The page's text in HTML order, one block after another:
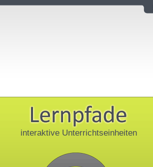
interaktive Unterrichtseinheiten